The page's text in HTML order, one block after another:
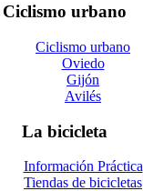
Ciclismo urbano
Ciclismo urbano
Oviedo
Gijón
Avilés
La bicicleta
Información Práctica
Tiendas de bicicletas